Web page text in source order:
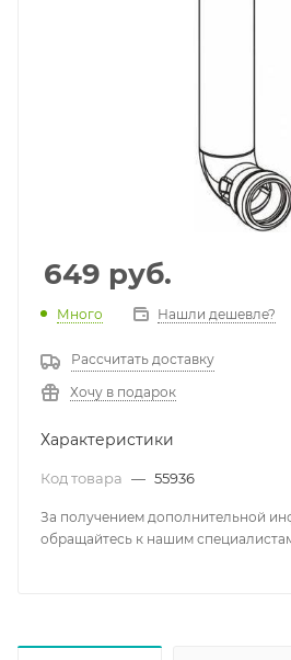
649 руб.
Много Нашли дешевле?
Рассчитать доставку
Хочу в подарок
Характеристики
Код товара — 55936
За получением дополнительной
обращайтесь к нашим